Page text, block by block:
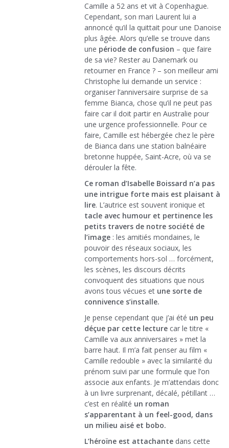
Camille a 52 ans et vit à Copenhague.
Cependant, son mari Laurent lui a
annoncé qu’il la quittait pour une Danoise
plus âgée. Alors qu’elle se trouve dans
une période de confusion – que faire
de sa vie? Rester au Danemark ou
retourner en France ? – son meilleur ami
Christophe lui demande un service :
organiser l’anniversaire surprise de sa
femme Bianca, chose qu’il ne peut pas
faire car il doit partir en Australie pour
une urgence professionnelle. Pour ce
faire, Camille est hébergée chez le père
de Bianca dans une station balnéaire
bretonne huppée, Saint-Acre, où va se
dérouler la fête.
Ce roman d’Isabelle Boissard n’a pas
une intrigue forte mais est plaisant à
lire. L’autrice est souvent ironique et
tacle avec humour et pertinence les
petits travers de notre société de
l’image : les amitiés mondaines, le
pouvoir des réseaux sociaux, les
comportements hors-sol … forcément,
les scènes, les discours décrits
convoquent des situations que nous
avons tous vécues et une sorte de
connivence s’installe.
Je pense cependant que j’ai été un peu
déçue par cette lecture car le titre «
Camille va aux anniversaires » met la
barre haut. Il m’a fait penser au film «
Camille redouble » avec la similarité du
prénom suivi par une formule que l’on
associe aux enfants. Je m’attendais donc
à un livre surprenant, décalé, pétillant …
c’est en réalité un roman
s’apparentant à un feel-good, dans
un milieu aisé et bobo.
L’héroïne est attachante dans cette